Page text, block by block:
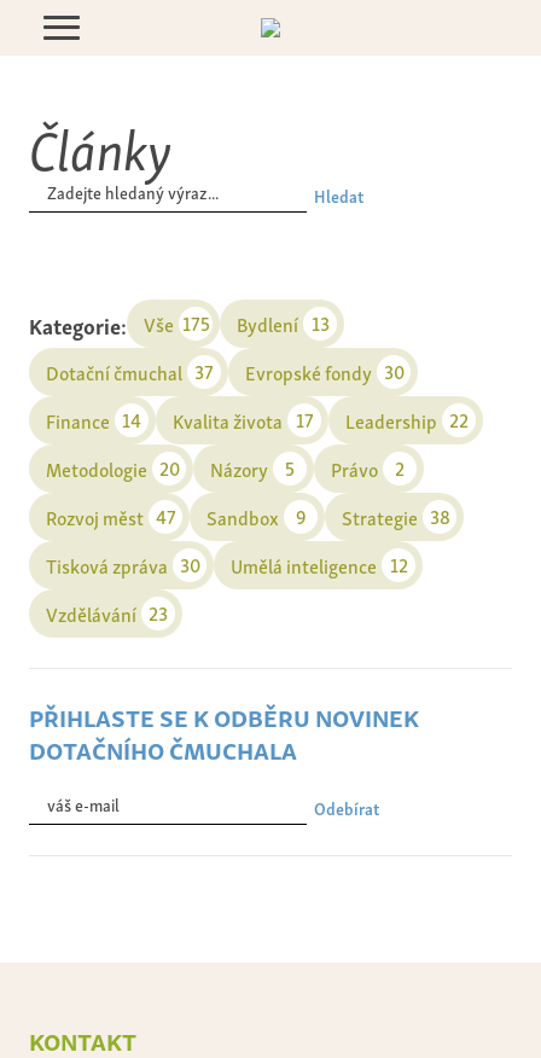
Články
Hledat
Kategorie: Vše 175 Bydlení 13
Dotační čmuchal 37 Evropské fondy 30
Finance 14 Kvalita života 17 Leadership 22
Metodologie 20 Názory 5 Právo 2
Rozvoj měst 47 Sandbox 9 Strategie 38
Tisková zpráva 30 Umělá inteligence 12
Vzdělávání 23
přihlaste se k odběru novinek
dotačního čmuchala
Odebírat
kontakt